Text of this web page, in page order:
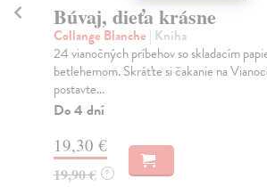
Najkrajšie
kalendár starej mamy
Amiot Karine-Marie| Kniha
Očarujúce rozprávky pre sladký
zajačikovi Zlatúšikovi vyrobiť
Do 4 dní
19,30 €
19,90 € ?